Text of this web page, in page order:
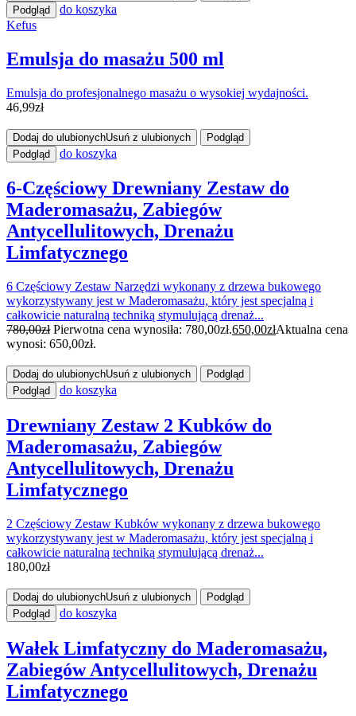
Podgląd
do koszyka
Kefus
Emulsja do masażu 500 ml
Emulsja do profesjonalnego masażu o wysokiej wydajności.
46,99zł
Dodaj do ulubionychUsuń z ulubionych
Podgląd
Podgląd
do koszyka
6-Częściowy Drewniany Zestaw do
Maderomasażu, Zabiegów
Antycellulitowych, Drenażu
Limfatycznego
6 Częściowy Zestaw Narzędzi wykonany z drzewa bukowego
wykorzystywany jest w Maderomasażu, który jest specjalną i
całkowicie naturalną techniką stymulującą drenaż...
780,00zł Pierwotna cena wynosiła: 780,00zł.650,00złAktualna cena
wynosi: 650,00zł.
Dodaj do ulubionychUsuń z ulubionych
Podgląd
Podgląd
do koszyka
Drewniany Zestaw 2 Kubków do
Maderomasażu, Zabiegów
Antycellulitowych, Drenażu
Limfatycznego
2 Częściowy Zestaw Kubków wykonany z drzewa bukowego
wykorzystywany jest w Maderomasażu, który jest specjalną i
całkowicie naturalną techniką stymulującą drenaż...
180,00zł
Dodaj do ulubionychUsuń z ulubionych
Podgląd
Podgląd
do koszyka
Wałek Limfatyczny do Maderomasażu,
Zabiegów Antycellulitowych, Drenażu
Limfatycznego